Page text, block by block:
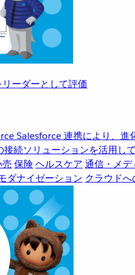
ーダーとして評価
Salesforce 連携により、進
接続ソリューションを活用し
保険 ヘルスケア 通信・メデ
ダナイゼーション クラウド